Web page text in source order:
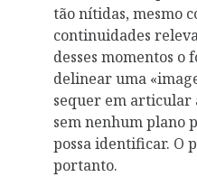
tão nítidas, mesmo
continuidades
desses momentos o
delinear uma
sequer em articular
sem nenhum plano
possa identificar. O
portanto.